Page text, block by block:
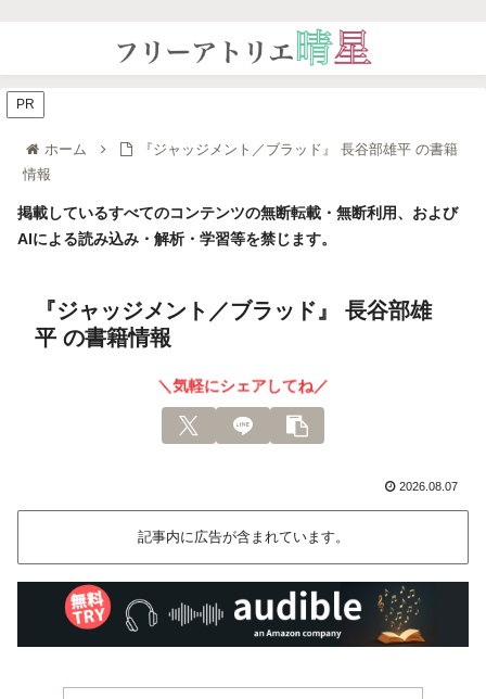
ホーム
『ジャッジメント／ブラッド』 長谷部雄平 の書籍
情報
掲載しているすべてのコンテンツの無断転載・無断利用、および
AIによる読み込み・解析・学習等を禁じます。
『ジャッジメント／ブラッド』 長谷部雄
平 の書籍情報
＼気軽にシェアしてね／
2026.08.07
記事内に広告が含まれています。
PR